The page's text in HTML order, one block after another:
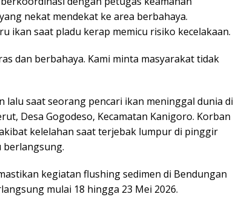
nekat mendekat ke area berbahaya.
ikan saat pladu kerap memicu risiko kecelakaan.
dan berbahaya. Kami minta masyarakat tidak
lalu saat seorang pencari ikan meninggal dunia di
Desa Gogodeso, Kecamatan Kanigoro. Korban
kelelahan saat terjebak lumpur di pinggir
berlangsung.
kegiatan flushing sedimen di Bendungan
mulai 18 hingga 23 Mei 2026.